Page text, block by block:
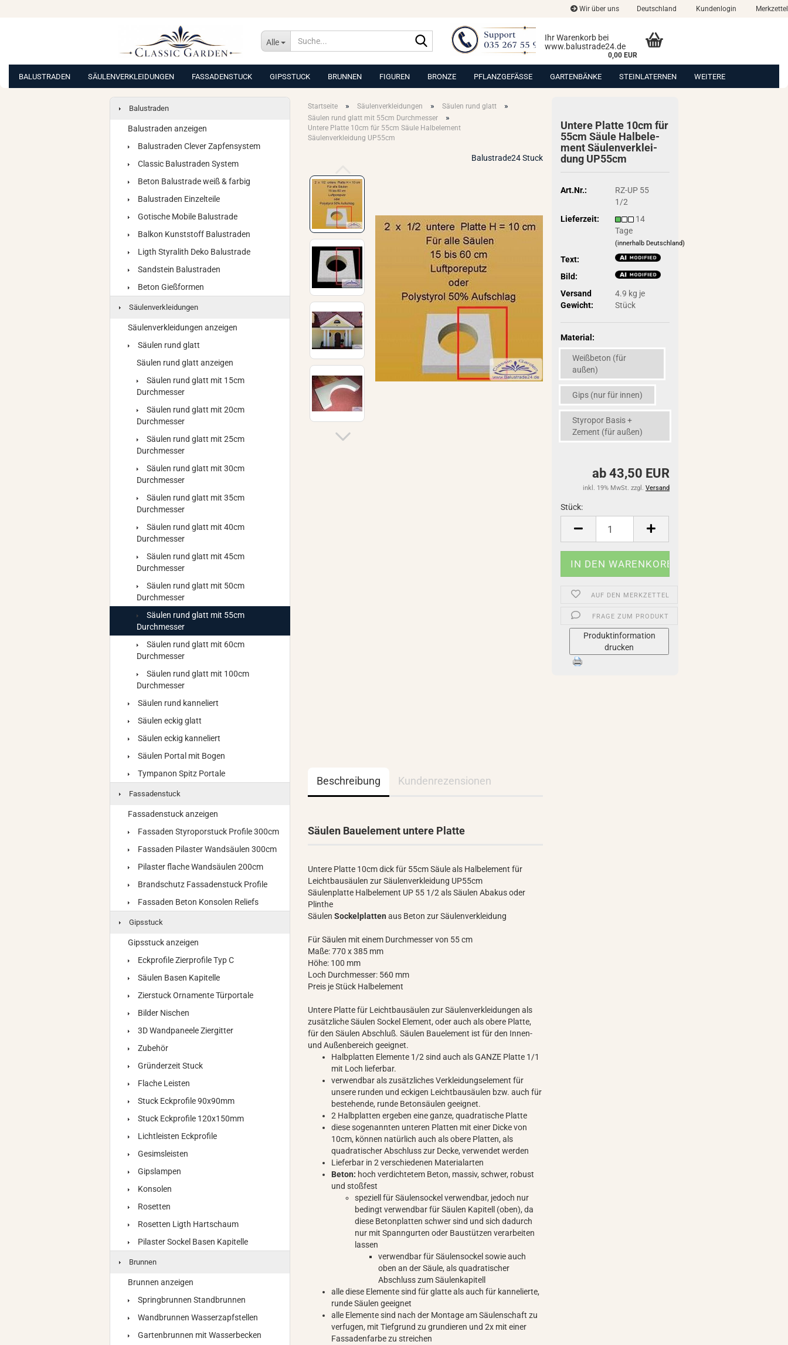
Wir über uns Deutschland Kundenlogin Merkzettel
Alle
Suche...
Ihr Warenkorb bei
www.balustrade24.de
0,00 EUR
BALUSTRADEN SÄULENVERKLEIDUNGEN FASSADENSTUCK GIPSSTUCK BRUNNEN FIGUREN BRONZE PFLANZGEFÄSSE GARTENBÄNKE STEINLATERNEN WEITERE
Startseite » Säulenverkleidungen » Säulen rund glatt »
Säulen rund glatt mit 55cm Durchmesser »
Untere Platte 10cm für 55cm Säule Halbelement
Säulenverkleidung UP55cm
Balustrade24 Stuck
Un­te­re Plat­te 10cm für
55cm Säule Halb­ele­
ment Säu­len­ver­klei­
dung UP55cm
Art.Nr.:
RZ-UP 55
1/2
Lieferzeit:
14
Tage
(innerhalb Deutschland)
Text:
Bild:
Versand
Gewicht:
4.9 kg je
Stück
Material:
Weißbeton (für
außen)
Gips (nur für innen)
Styropor Basis +
Zement (für außen)
ab 43,50 EUR
inkl. 19% MwSt. zzgl. Versand
Stück:
Stück
AUF DEN MERKZETTEL
FRAGE ZUM PRODUKT
Produktinformation
drucken
Beschreibung Kundenrezensionen
Säulen Bauelement untere Platte
Untere Platte 10cm dick für 55cm Säule als Halbelement für
Leichtbausäulen zur Säulenverkleidung UP55cm
Säulenplatte Halbelement UP 55 1/2 als Säulen Abakus oder
Plinthe
SäulenSockelplattenaus Beton zur Säulenverkleidung
Für Säulen mit einem Durchmesser von 55 cm
Maße: 770 x 385 mm
Höhe: 100 mm
Loch Durchmesser: 560 mm
Preis je Stück Halbelement
Untere Platte für Leichtbausäulen zur Säulenverkleidungen als
zusätzliche Säulen Sockel Element, oder auch als obere Platte,
für den Säulen Abschluß. Säulen Bauelement ist für den Innen-
und Außenbereich geeignet.
Halbplatten Elemente 1/2 sind auch als GANZE Platte 1/1
mit Loch lieferbar.
verwendbar als zusätzliches Verkleidungselement für
unsere runden und eckigen Leichtbausäulen bzw. auch für
bestehende, runde Betonsäulen geeignet.
2 Halbplatten ergeben eine ganze, quadratische Platte
diese sogenannten unteren Platten mit einer Dicke von
10cm, können natürlich auch als obere Platten, als
quadratischer Abschluss zur Decke, verwendet werden
Lieferbar in 2 verschiedenen Materialarten
Beton: hoch verdichtetem Beton, massiv, schwer, robust
und stoßfest
speziell für Säulensockel verwendbar, jedoch nur
bedingt verwendbar für Säulen Kapitell (oben), da
diese Betonplatten schwer sind und sich dadurch
nur mit Spanngurten oder Baustützen verarbeiten
lassen
verwendbar für Säulensockel sowie auch
oben an der Säule, als quadratischer
Abschluss zum Säulenkapitell
alle diese Elemente sind für glatte als auch für kannelierte,
runde Säulen geeignet
alle Elemente sind nach der Montage am Säulenschaft zu
verfugen, mit Tiefgrund zu grundieren und 2x mit einer
Fassadenfarbe zu streichen
Balustraden
Balustraden anzeigen
Balustraden Clever Zapfensystem
Classic Balustraden System
Beton Balustrade weiß & farbig
Balustraden Einzelteile
Gotische Mobile Balustrade
Balkon Kunststoff Balustraden
Ligth Styralith Deko Balustrade
Sandstein Balustraden
Beton Gießformen
Säulenverkleidungen
Säulenverkleidungen anzeigen
Säulen rund glatt
Säulen rund glatt anzeigen
Säulen rund glatt mit 15cm
Durchmesser
Säulen rund glatt mit 20cm
Durchmesser
Säulen rund glatt mit 25cm
Durchmesser
Säulen rund glatt mit 30cm
Durchmesser
Säulen rund glatt mit 35cm
Durchmesser
Säulen rund glatt mit 40cm
Durchmesser
Säulen rund glatt mit 45cm
Durchmesser
Säulen rund glatt mit 50cm
Durchmesser
Säulen rund glatt mit 55cm
Durchmesser
Säulen rund glatt mit 60cm
Durchmesser
Säulen rund glatt mit 100cm
Durchmesser
Säulen rund kanneliert
Säulen eckig glatt
Säulen eckig kanneliert
Säulen Portal mit Bogen
Tympanon Spitz Portale
Fassadenstuck
Fassadenstuck anzeigen
Fassaden Styroporstuck Profile 300cm
Fassaden Pilaster Wandsäulen 300cm
Pilaster flache Wandsäulen 200cm
Brandschutz Fassadenstuck Profile
Fassaden Beton Konsolen Reliefs
Gipsstuck
Gipsstuck anzeigen
Eckprofile Zierprofile Typ C
Säulen Basen Kapitelle
Zierstuck Ornamente Türportale
Bilder Nischen
3D Wandpaneele Ziergitter
Zubehör
Gründerzeit Stuck
Flache Leisten
Stuck Eckprofile 90x90mm
Stuck Eckprofile 120x150mm
Lichtleisten Eckprofile
Gesimsleisten
Gipslampen
Konsolen
Rosetten
Rosetten Ligth Hartschaum
Pilaster Sockel Basen Kapitelle
Brunnen
Brunnen anzeigen
Springbrunnen Standbrunnen
Wandbrunnen Wasserzapfstellen
Gartenbrunnen mit Wasserbecken